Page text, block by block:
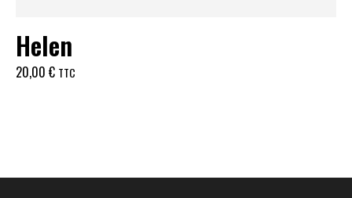
Helen
20,00 € TTC